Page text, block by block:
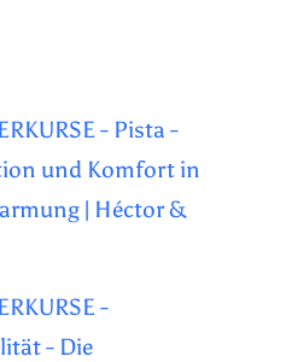
- Pista -
und Komfort in
| Héctor &
-
- Die